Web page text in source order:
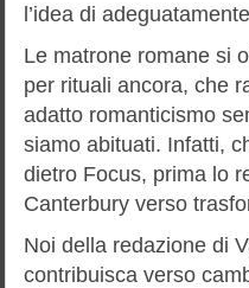
l’idea di
Le matrone romane si
per rituali ancora, che
adatto romanticismo
siamo abituati. Infatti,
dietro Focus, prima lo
Canterbury verso
Noi della redazione di
contribuisca verso